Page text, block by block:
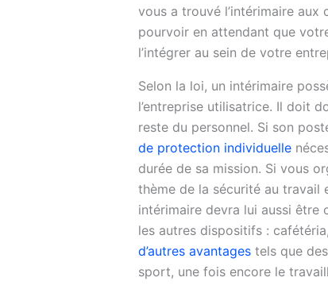
vous a trouvé l’intérimaire
pourvoir en attendant que
l’intégrer au sein de votre
Selon la loi, un intérimaire
l’entreprise utilisatrice. Il doit
reste du personnel. Si son
de protection individuelle
durée de sa mission. Si vous
thème de la sécurité au travail
intérimaire devra lui aussi être
les autres dispositifs :
d’autres avantages tels que
sport, une fois encore le